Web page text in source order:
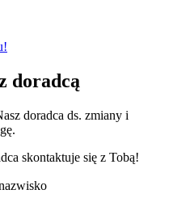
doradcą
doradca ds. zmiany i
skontaktuje się z Tobą!